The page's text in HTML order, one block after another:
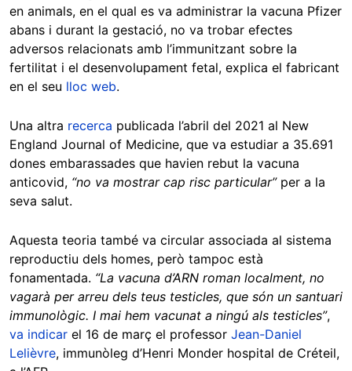
en animals, en el qual es va administrar la vacuna Pfizer
abans i durant la gestació, no va trobar efectes
adversos relacionats amb l’immunitzant sobre la
fertilitat i el desenvolupament fetal, explica el fabricant
en el seu lloc web.
Una altra recerca publicada l’abril del 2021 al New
England Journal of Medicine, que va estudiar a 35.691
dones embarassades que havien rebut la vacuna
anticovid, “no va mostrar cap risc particular”per a la
seva salut.
Aquesta teoria també va circular associada al sistema
reproductiu dels homes, però tampoc està
fonamentada. “La vacuna d’ARN roman localment, no
vagarà per arreu dels teus testicles, que són un santuari
immunològic. I mai hem vacunat a ningú als testicles”,
va indicar el 16 de març el professor Jean-Daniel
Lelièvre, immunòleg d’Henri Monder hospital de Créteil,